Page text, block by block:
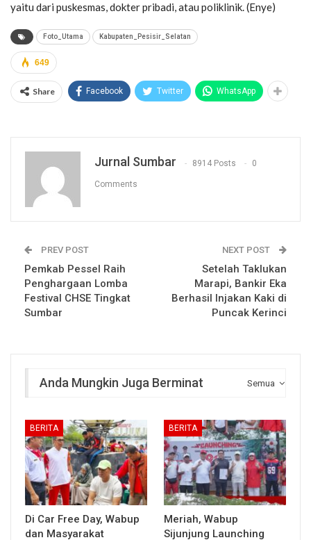
yaitu dari puskesmas, dokter pribadi, atau poliklinik. (Enye)
Foto_Utama Kabupaten_Pesisir_Selatan
649
Share Facebook Twitter WhatsApp
Jurnal Sumbar 8914 Posts 0
Comments
PREV POST
Pemkab Pessel Raih
Penghargaan Lomba
Festival CHSE Tingkat
Sumbar
NEXT POST
Setelah Taklukan
Marapi, Bankir Eka
Berhasil Injakan Kaki di
Puncak Kerinci
Semua
Anda Mungkin Juga Berminat
BERITA
Di Car Free Day, Wabup
dan Masyarakat
BERITA
Meriah, Wabup
Sijunjung Launching